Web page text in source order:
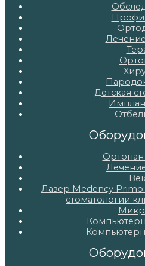
Детская
Лазер Medency
стоматологии